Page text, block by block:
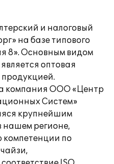
и налоговый
на базе типового
8». Основным видом
оптовая
компания ООО «Центр
Систем»
крупнейшим
нашем регионе,
по